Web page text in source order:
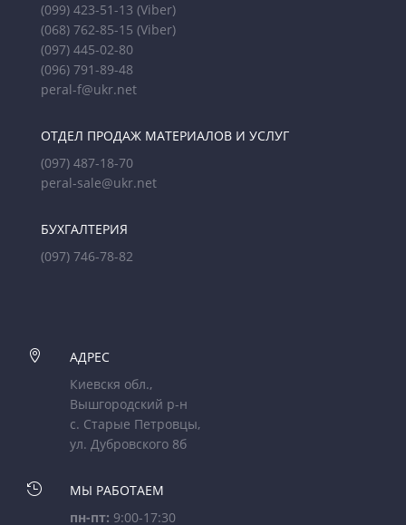
(099) 423-51-13 (Viber)
(068) 762-85-15 (Viber)
(097) 445-02-80
(096) 791-89-48
peral-f@ukr.net
ОТДЕЛ ПРОДАЖ МАТЕРИАЛОВ И УСЛУГ
(097) 487-18-70
peral-sale@ukr.net
БУХГАЛТЕРИЯ
(097) 746-78-82

АДРЕС
Киевскя обл.,
Вышгородский р-н
с. Старые Петровцы,
ул. Дубровского 8б

МЫ РАБОТАЕМ
пн-пт: 9:00-17:30